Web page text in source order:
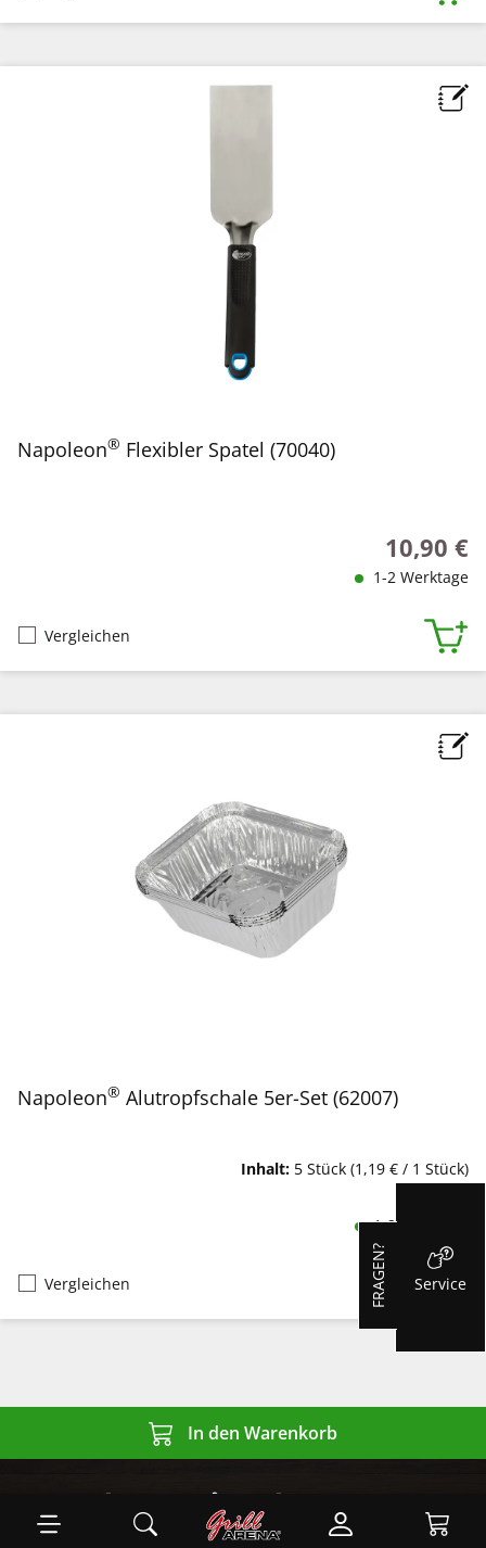
Napoleon® Flexibler Spatel (70040)
Regulärer
10,90 €
1-2 Werktage
Vergleichen
Napoleon® Alutropfschale 5er-Set (62007)
Inhalt: 5 Stück (1,19 € / 1 Stück)
1-2 Werktage
Vergleichen
In den Warenkorb
Besuche uns im Showroom
FRAGEN? Service